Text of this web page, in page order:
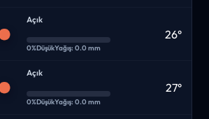
Açık
0%DüşükYağış: 0.0 mm
26°
Açık
0%DüşükYağış: 0.0 mm
27°